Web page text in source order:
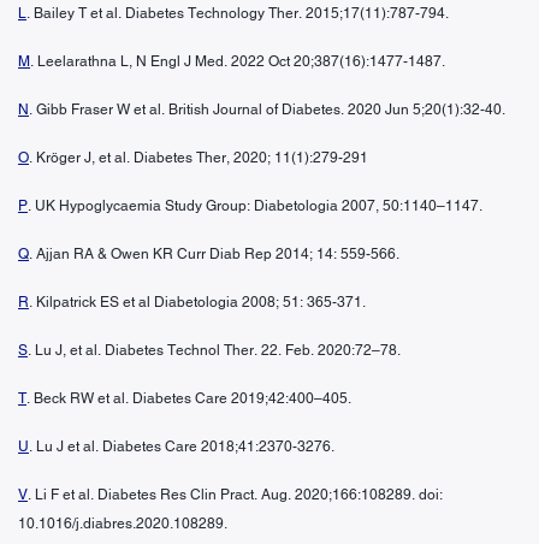
L. Bailey T et al. Diabetes Technology Ther. 2015;17(11):787-794.
M . Leelarathna L, N Engl J Med. 2022 Oct 20;387(16):1477-1487.
N . Gibb Fraser W et al. British Journal of Diabetes. 2020 Jun 5;20(1):32-40.
O. Kröger J, et al. Diabetes Ther, 2020; 11(1):279-291
P. UK Hypoglycaemia Study Group: Diabetologia 2007, 50:1140–1147.
Q. Ajjan RA & Owen KR Curr Diab Rep 2014; 14: 559-566.
R. Kilpatrick ES et al Diabetologia 2008; 51: 365-371.
S. Lu J, et al. Diabetes Technol Ther. 22. Feb. 2020:72–78.
T. Beck RW et al. Diabetes Care 2019;42:400–405.
U. Lu J et al. Diabetes Care 2018;41:2370-3276.
V. Li F et al. Diabetes Res Clin Pract. Aug. 2020;166:108289. doi:
10.1016/j.diabres.2020.108289.